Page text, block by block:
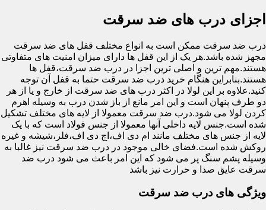
اجزای درب های ضد سرقت
درب ضد سرقت ممکن است به انواع مختلف قفل های ضد سرقت
مجهز شده باشد.هر یک از این قفل ها دارای میزان امنیت های متفاوتی
هستند.مهم ترین و اصلی ترین اجزا در درب ضد سرقت،قفل ها
هستند.بنابراین هنگام خرید درب ضد سرقت حتما به قفل آن توجه
کنید.علاوه بر این لولا در اکثر درب های ضد سرقت از خارج و یا از هر
دو طرف پنهان است و این امر مانع از باز شدن درب به وسیله اهرم
کردن لولا می شود.درب ضد سرقت معمولا از لایه های مختلف تشکیل
شده است.جنس لایه داخلی آنها معمولا از جنس فولاد است که با یک
لایه از جنس های مختلف مانند ام دی اف،اچ دی اف،فلز،شیشه و غیره
روکش شده است.فضای خالی موجود در درب ضد سرقت نیز غالبا به
وسیله پشم سنگ پر می شود که این امر باعث می شود درب ضد
سرقت عایق صدا و حرارت نیز باشد
ویژگی های درب ضد سرقت